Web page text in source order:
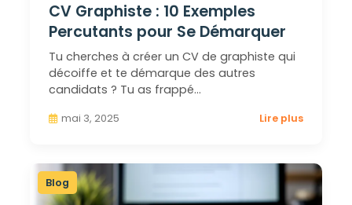
CV Graphiste : 10 Exemples
Percutants pour Se Démarquer
Tu cherches à créer un CV de graphiste qui
décoiffe et te démarque des autres
candidats ? Tu as frappé…
mai 3, 2025 Lire plus
Blog